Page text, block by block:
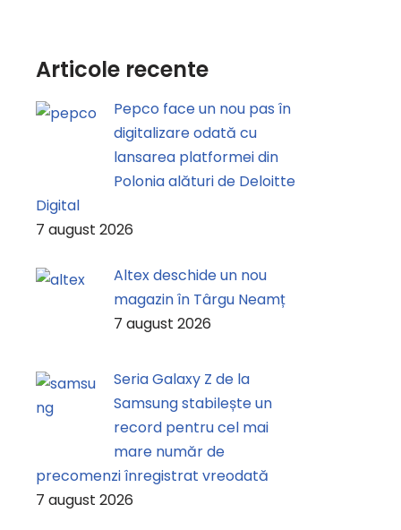
Articole recente
Pepco face un nou pas în
digitalizare odată cu
lansarea platformei din
Polonia alături de Deloitte
Digital
7 august 2026
Altex deschide un nou
magazin în Târgu Neamț
7 august 2026
Seria Galaxy Z de la
Samsung stabilește un
record pentru cel mai
mare număr de
precomenzi înregistrat vreodată
7 august 2026